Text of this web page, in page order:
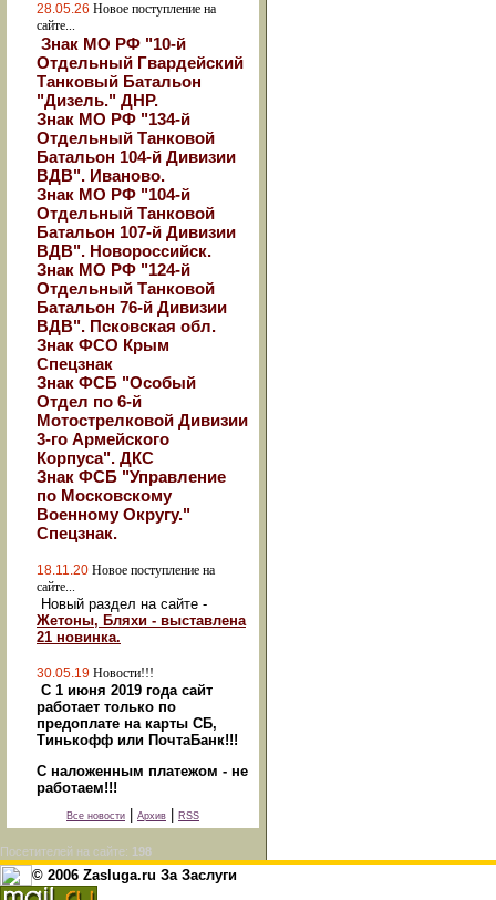
28.05.26 Новое поступление на
сайте...
Знак МО РФ "10-й
Отдельный Гвардейский
Танковый Батальон
"Дизель." ДНР.
Знак МО РФ "134-й
Отдельный Танковой
Батальон 104-й Дивизии
ВДВ". Иваново.
Знак МО РФ "104-й
Отдельный Танковой
Батальон 107-й Дивизии
ВДВ". Новороссийск.
Знак МО РФ "124-й
Отдельный Танковой
Батальон 76-й Дивизии
ВДВ". Псковская обл.
Знак ФСО Крым
Спецзнак
Знак ФСБ "Особый
Отдел по 6-й
Мотострелковой Дивизии
3-го Армейского
Корпуса". ДКС
Знак ФСБ "Управление
по Московскому
Военному Округу."
Спецзнак.
18.11.20 Новое поступление на
сайте...
Новый раздел на сайте -
Жетоны, Бляхи - выставлена
21 новинка.
30.05.19 Новости!!!
С 1 июня 2019 года сайт
работает только по
предоплате на карты СБ,
Тинькофф или ПочтаБанк!!!
С наложенным платежом - не
работаем!!!
Все новости Архив RSS
Посетителей на сайте: 198
© 2006 Zasluga.ru За Заслуги